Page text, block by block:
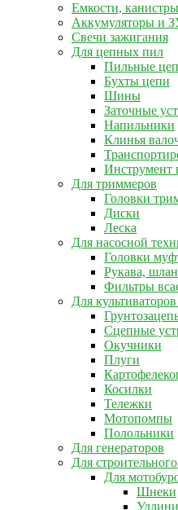
Емкости, канистры
Аккумуляторы и
Свечи зажигания
Для цепных пил
Пильные
Бухты цепи
Шины
Заточные
Напильники
Клинья
Инструмент
Для триммеров
Головки
Диски
Леска
Для насосной
Головки
Рукава,
Фильтры
Для
Сцепные
Окучники
Плуги
Косилки
Тележки
Мотопомпы
Полольники
Для генераторов
Для
Для
Шнеки